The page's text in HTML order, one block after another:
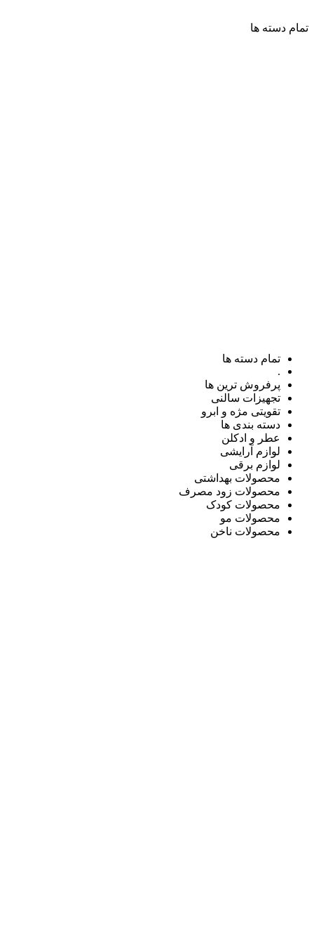
تمام دسته ها
تمام دسته ها
.
پرفروش ترین ها
تجهیزات سالنی
تقویتی مژه و ابرو
دسته بندی ها
عطر و ادکلن
لوازم آرایشی
لوازم برقی
محصولات بهداشتی
محصولات زود مصرف
محصولات کودک
محصولات مو
محصولات ناخن